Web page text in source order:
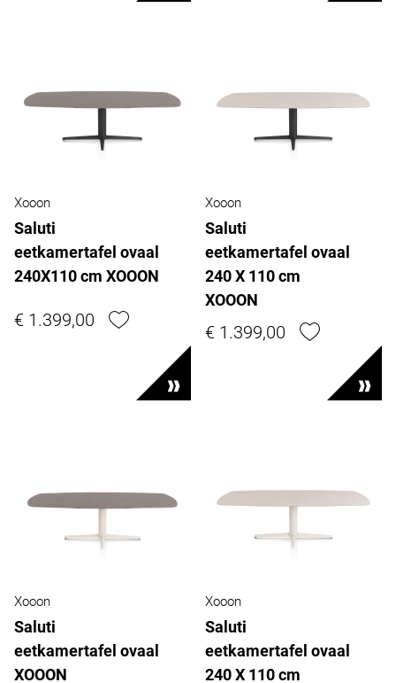
Xooon
Saluti
eetkamertafel ovaal
240X110 cm XOOON
€ 1.399,00
Xooon
Saluti
eetkamertafel ovaal
240 X 110 cm
XOOON
€ 1.399,00
Xooon
Saluti
eetkamertafel ovaal
XOOON
Xooon
Saluti
eetkamertafel ovaal
240 X 110 cm